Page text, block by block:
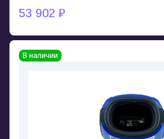
53 902 ₽
В наличии